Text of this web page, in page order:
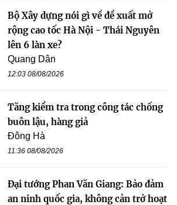
Bộ Xây dựng nói gì về đề xuất mở
rộng cao tốc Hà Nội - Thái Nguyên
lên 6 làn xe?
Quang Dân
12:03 08/08/2026
Tăng kiểm tra trong công tác chống
buôn lậu, hàng giả
Đông Hà
11:36 08/08/2026
Đại tướng Phan Văn Giang: Bảo đảm
an ninh quốc gia, không cản trở hoạt